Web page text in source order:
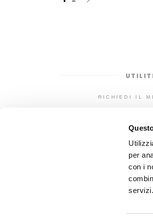
per
con i
servizi.
RICHIEDI IL
DILLO CON